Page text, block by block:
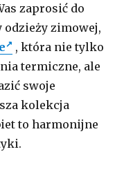
zaprosić do
zimowej,
, która nie tylko
termiczne, ale
swoje
kolekcja
to harmonijne